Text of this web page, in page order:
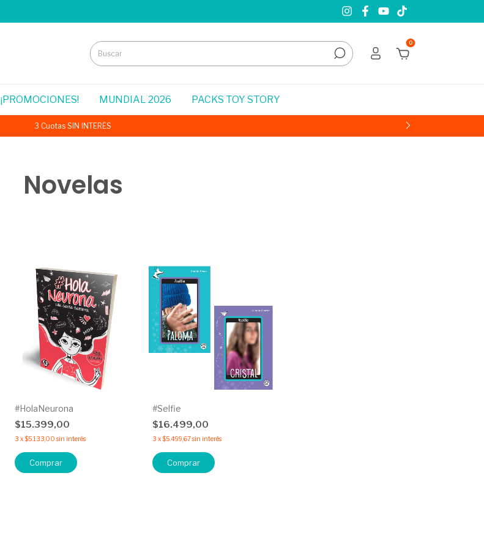
0
¡PROMOCIONES! MUNDIAL 2026 PACKS TOY STORY
3 Cuotas SIN INTERÉS
Novelas
#HolaNeurona
$15.399,00
3 x$5.133,00 sin interés
#Selfie
$16.499,00
3 x$5.499,67sin interés
Comprar